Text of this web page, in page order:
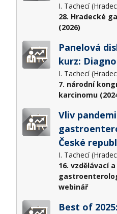
I. Tachecí
28. Hradecké
(2026)
Panelová
kurz:
I. Tachecí
7. národní
karcinomu
Vliv
České
I. Tachecí
16. vzdělávací
webinář
Best of